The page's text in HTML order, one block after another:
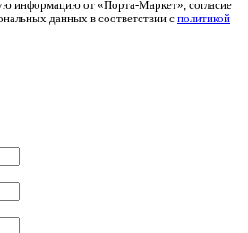
информацию от «Порта-Маркет», согласие
данных в соответствии с политикой